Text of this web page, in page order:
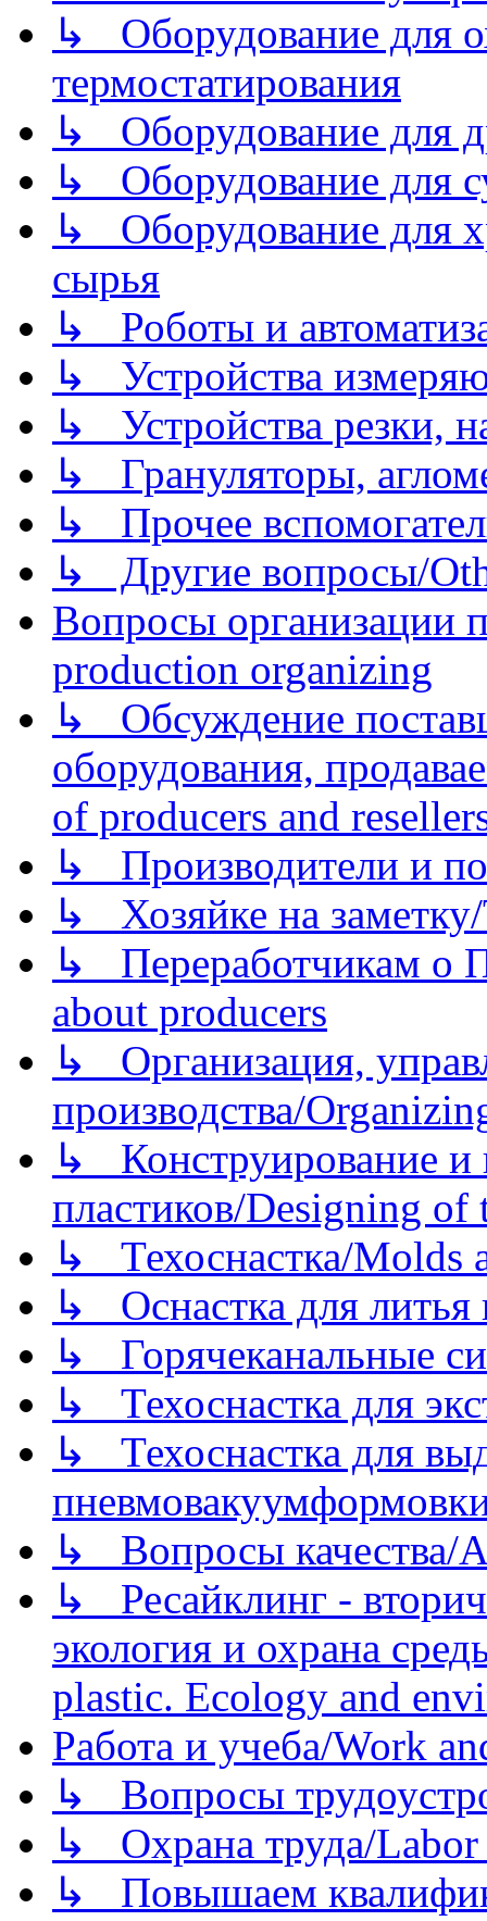
↳ Оборудование для
термостатирования
↳ Оборудование для
↳ Оборудование для
↳ Оборудование для
сырья
↳ Роботы и
↳ Устройства
↳ Устройства резки,
↳ Грануляторы,
↳ Прочее
↳ Другие вопросы/
Вопросы организации
production organizing
↳ Обсуждение
оборудования,
of producers and
↳ Производители и
↳ Хозяйке на
↳ Переработчикам о
about producers
↳ Организация,
производства/
↳ Конструирование и
пластиков/Designing of
↳ Техоснастка/Molds
↳ Оснастка для литья
↳ Горячеканальные
↳ Техоснастка для
↳ Техоснастка для
↳ Вопросы качества/
↳ Ресайклинг -
экология и охрана
plastic. Ecology and
Работа и учеба/Work
↳ Вопросы
↳ Охрана труда/Labor
↳ Повышаем